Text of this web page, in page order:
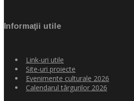
Informaţii utile
Link-uri utile
Site-uri proiecte
Evenimente culturale 2026
Calendarul târgurilor 2026